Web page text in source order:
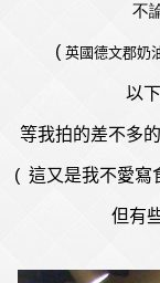
不
( 英國德文郡奶
以
等我拍的差不多
( 這又是我不愛寫
但有